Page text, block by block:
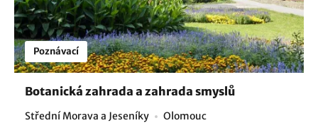
Poznávací
Botanická zahrada a zahrada smyslů
Střední Morava a Jeseníky Olomouc